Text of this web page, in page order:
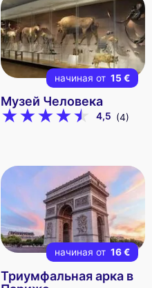
начиная от 15 €
Музей Человека
4,5 (4)
начиная от 16 €
Триумфальная арка в